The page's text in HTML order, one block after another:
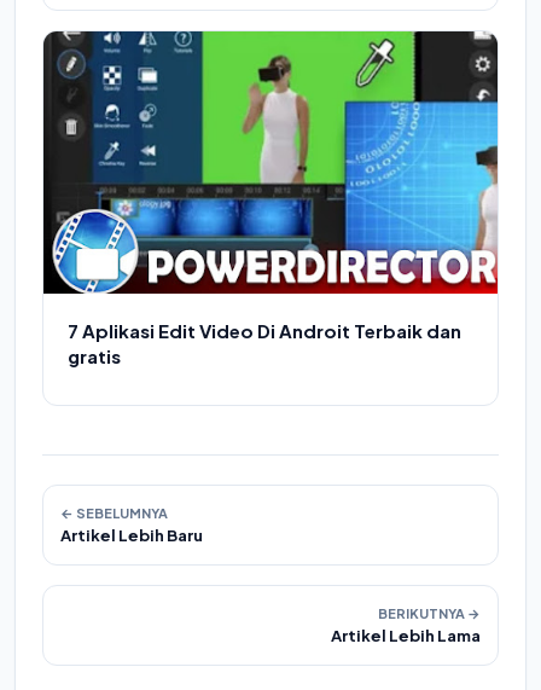
7 Aplikasi Edit Video Di Androit Terbaik dan
gratis
← SEBELUMNYA
Artikel Lebih Baru
BERIKUTNYA →
Artikel Lebih Lama